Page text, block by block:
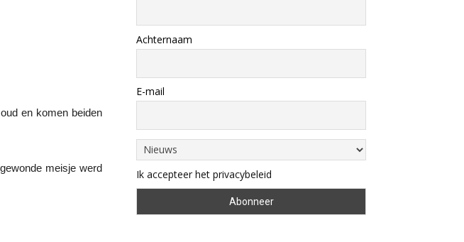
en komen beiden
meisje werd
Achternaam
E-mail
Ik accepteer het privacybeleid